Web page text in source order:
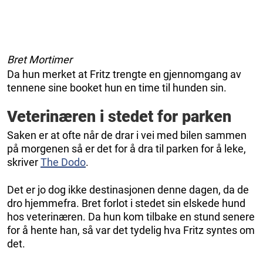
Bret Mortimer
Da hun merket at Fritz trengte en gjennomgang av
tennene sine booket hun en time til hunden sin.
Veterinæren i stedet for parken
Saken er at ofte når de drar i vei med bilen sammen
på morgenen så er det for å dra til parken for å leke,
skriverThe Dodo.
Det er jo dog ikke destinasjonen denne dagen, da de
dro hjemmefra. Bret forlot i stedet sin elskede hund
hos veterinæren. Da hun kom tilbake en stund senere
for å hente han, så var det tydelig hva Fritz syntes om
det.